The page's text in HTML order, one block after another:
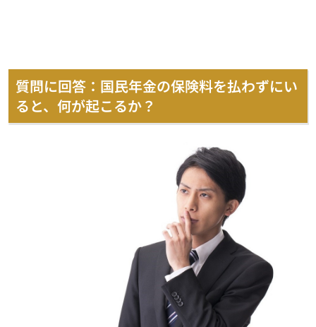
質問に回答：国民年金の保険料を払わずにい
ると、何が起こるか？